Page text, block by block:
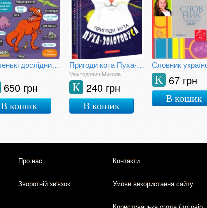
Маленькі дослідники: Динозаври
650 грн
В кошик
Пригоди кота Пуха-Золотовуса
Михтодович Микола
240 грн
К
В кошик
67 грн
К
В кошик
Про нас Контакти
Зворотній зв'язок Умови використання сайту